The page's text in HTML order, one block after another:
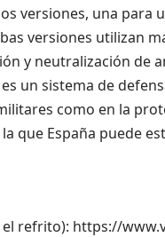
versiones, una
versiones utilizan
y neutralización de
un sistema de
como en la
que España puede
refrito): https://